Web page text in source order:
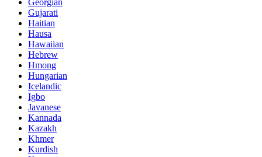
Georgian
Gujarati
Haitian
Hausa
Hawaiian
Hebrew
Hmong
Hungarian
Icelandic
Igbo
Javanese
Kannada
Kazakh
Khmer
Kurdish